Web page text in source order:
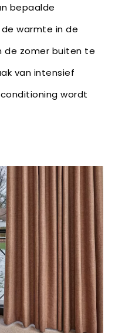
bepaalde
warmte in de
de zomer buiten te
van intensief
wordt